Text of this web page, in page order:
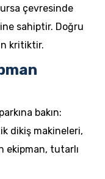
çevresinde
sahiptir. Doğru
kritiktir.
bakın:
dikiş makineleri,
ekipman, tutarlı